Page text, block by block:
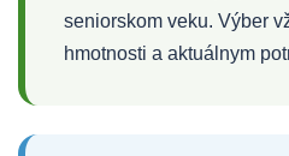
seniorskom veku. Výber
hmotnosti a aktuálnym